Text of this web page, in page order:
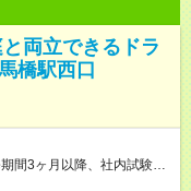
両立できるドラ
橋駅西口
間3ヶ月以降、社内試験に
給＋50～100円の昇給あ